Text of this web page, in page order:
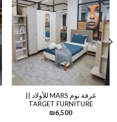
غرفة نوم MARS للأولاد ||
TARGET FURNITURE
₪6,500